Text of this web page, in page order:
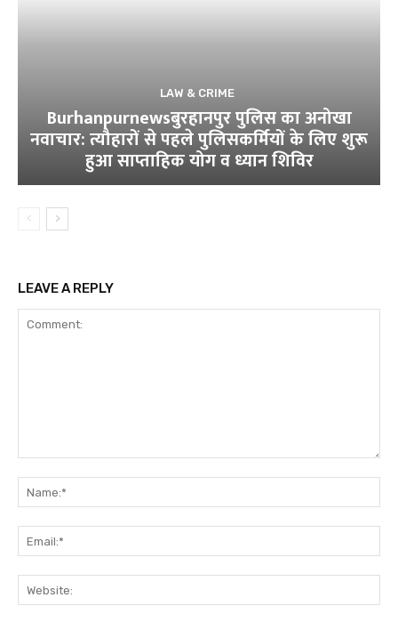
LAW & CRIME
Burhanpurnewsबुरहानपुर पुलिस का अनोखा
नवाचार: त्यौहारों से पहले पुलिसकर्मियों के लिए शुरू
हुआ साप्ताहिक योग व ध्यान शिविर
LEAVE A REPLY